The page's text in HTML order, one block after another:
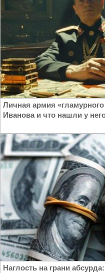
Личная армия
Иванова и что нашли у
Наглость на грани